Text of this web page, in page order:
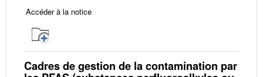
Accéder à la notice
Cadres de gestion de la contamination par